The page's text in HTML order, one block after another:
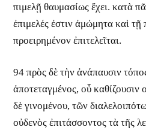
πιμελῇ θαυμασίως ἔχει. κατὰ
ἐπιμελές ἐστιν ἀμώμητα καὶ τῇ
προειρημένον ἐπιτελεῖται.
94 πρὸς δὲ τὴν ἀνάπαυσιν
ἀποτεταγμένος, οὗ καθίζουσιν
δὲ γινομένου, τῶν
οὐδενὸς ἐπιτάσσοντος τὰ τῆς